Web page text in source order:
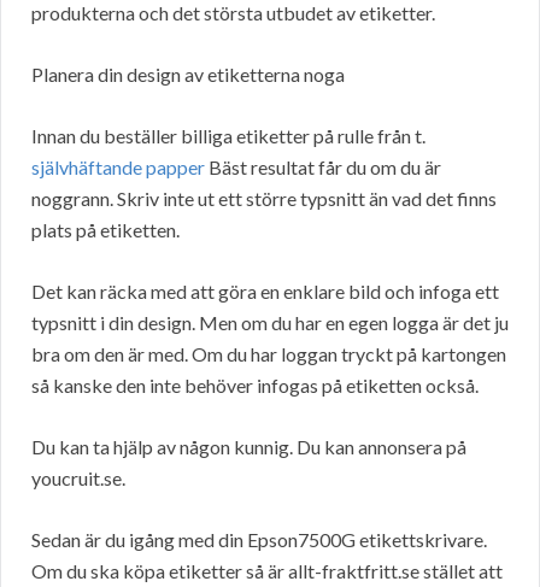
produkterna och det största utbudet av etiketter.
Planera din design av etiketterna noga
Innan du beställer billiga etiketter på rulle från t.
självhäftande papper Bäst resultat får du om du är
noggrann. Skriv inte ut ett större typsnitt än vad det finns
plats på etiketten.
Det kan räcka med att göra en enklare bild och infoga ett
typsnitt i din design. Men om du har en egen logga är det ju
bra om den är med. Om du har loggan tryckt på kartongen
så kanske den inte behöver infogas på etiketten också.
Du kan ta hjälp av någon kunnig. Du kan annonsera på
youcruit.se.
Sedan är du igång med din Epson7500G etikettskrivare.
Om du ska köpa etiketter så är allt-fraktfritt.se stället att